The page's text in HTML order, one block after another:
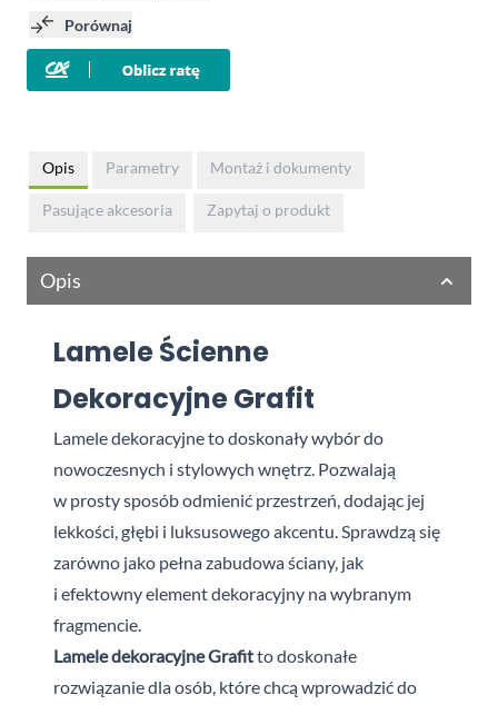
Porównaj
Opis Parametry Montaż i dokumenty
Pasujące akcesoria Zapytaj o produkt
Opis
Lamele Ścienne
Dekoracyjne Grafit
Lamele dekoracyjneto doskonały wybór do
nowoczesnych i stylowych wnętrz. Pozwalają
w prosty sposób odmienić przestrzeń, dodając jej
lekkości, głębi i luksusowego akcentu. Sprawdzą się
zarówno jako pełna zabudowa ściany, jak
i efektowny element dekoracyjny na wybranym
fragmencie.
Lamele dekoracyjneGrafitto doskonałe
rozwiązanie dla osób, które chcą wprowadzić do